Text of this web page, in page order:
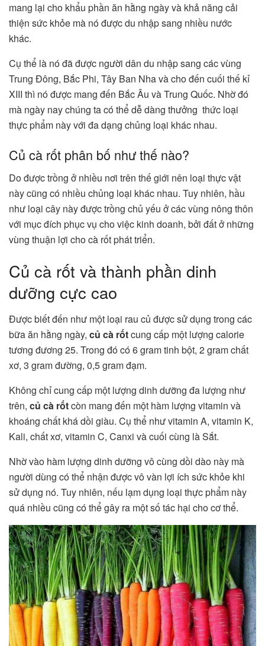
mang lại cho khẩu phần ăn hằng ngày và khả năng cải
thiện sức khỏe mà nó được du nhập sang nhiều nước
khác.
Cụ thể là nó đã được người dân du nhập sang các vùng
Trung Đông, Bắc Phi, Tây Ban Nha và cho đến cuối thế kỉ
XIII thì nó được mang đến Bắc Âu và Trung Quốc. Nhờ đó
mà ngày nay chúng ta có thể dễ dàng thưởng thức loại
thực phẩm này với đa dạng chủng loại khác nhau.
Củ cà rốt phân bố như thế nào?
Do được trồng ở nhiều nơi trên thế giới nên loại thực vật
này cũng có nhiều chủng loại khác nhau. Tuy nhiên, hầu
như loại cây này được trồng chủ yếu ở các vùng nông thôn
với mục đích phục vụ cho việc kinh doanh, bởi đất ở những
vùng thuận lợi cho cà rốt phát triển.
Củ cà rốt và thành phần dinh
dưỡng cực cao
Được biết đến như một loại rau củ được sử dụng trong các
bữa ăn hằng ngày, củ cà rốtcung cấp một lượng calorie
tương đương 25. Trong đó có 6 gram tinh bột, 2 gram chất
xơ, 3 gram đường, 0,5 gram đạm.
Không chỉ cung cấp một lượng dinh dưỡng đa lượng như
trên, củ cà rốtcòn mang đến một hàm lượng vitamin và
khoáng chất khá dồi giàu. Cụ thể như vitamin A, vitamin K,
Kali, chất xơ, vitamin C, Canxi và cuối cùng là Sắt.
Nhờ vào hàm lượng dinh dưỡng vô cùng dồi dào này mà
người dùng có thể nhận được vô vàn lợi ích sức khỏe khi
sử dụng nó. Tuy nhiên, nếu lạm dụng loại thực phẩm này
quá nhiều cũng có thể gây ra một số tác hại cho cơ thể.